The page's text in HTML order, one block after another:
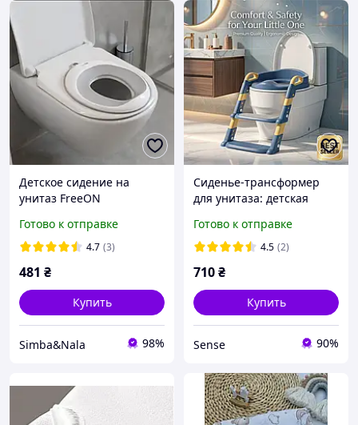
Детское сидение на
унитаз FreeON
Готово к отправке
4.7 (3)
481 ₴
Купить
Simba&Nala 98%
Сиденье-трансформер
для унитаза: детская
SN27
Готово к отправке
4.5 (2)
710₴
Купить
Sense 90%